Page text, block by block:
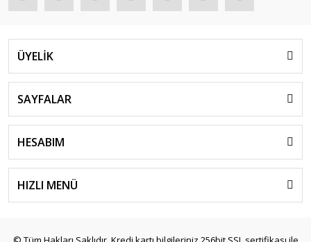
ÜYELİK
SAYFALAR
HESABIM
HIZLI MENÜ